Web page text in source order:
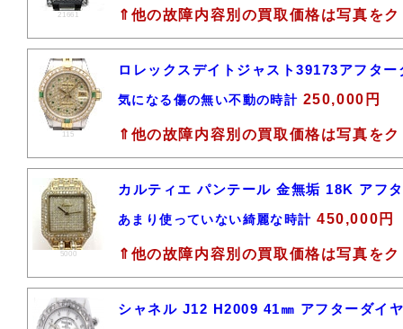
21661 ⇑他の故障内容別の買取価格は写真を
115
ロレックスデイトジャスト39173アフタ
気になる傷の無い不動の時計 250,000円
⇑他の故障内容別の買取価格は写真を
5000
カルティエ パンテール 金無垢 18K アフ
あまり使っていない綺麗な時計 450,000円
⇑他の故障内容別の買取価格は写真を
シャネル J12 H2009 41㎜ アフターダイ